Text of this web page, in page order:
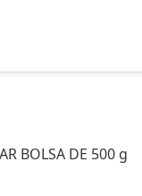
BOLSA DE 500 g